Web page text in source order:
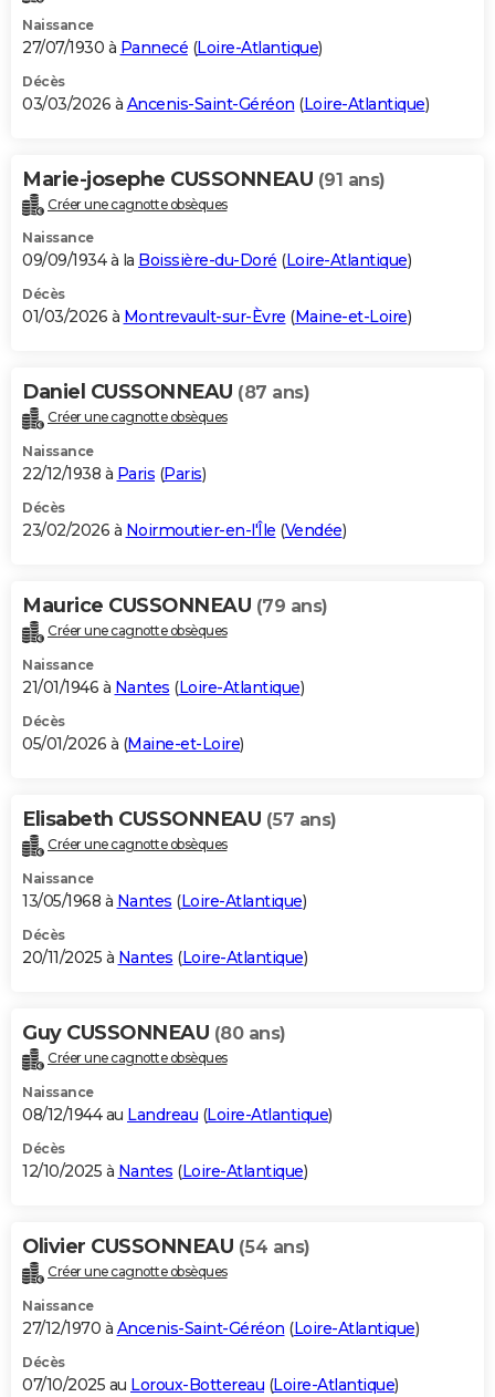
Naissance
27/07/1930 à Pannecé (Loire-Atlantique)
Décès
03/03/2026 à Ancenis-Saint-Géréon (Loire-Atlantique)
Marie-josephe CUSSONNEAU (91 ans)
Créer une cagnotte obsèques
Naissance
09/09/1934 à la Boissière-du-Doré (Loire-Atlantique)
Décès
01/03/2026 à Montrevault-sur-Èvre (Maine-et-Loire)
Daniel CUSSONNEAU (87 ans)
Créer une cagnotte obsèques
Naissance
22/12/1938 à Paris (Paris)
Décès
23/02/2026 à Noirmoutier-en-l'Île (Vendée)
Maurice CUSSONNEAU (79 ans)
Créer une cagnotte obsèques
Naissance
21/01/1946 à Nantes (Loire-Atlantique)
Décès
05/01/2026 à (Maine-et-Loire)
Elisabeth CUSSONNEAU (57 ans)
Créer une cagnotte obsèques
Naissance
13/05/1968 à Nantes (Loire-Atlantique)
Décès
20/11/2025 à Nantes (Loire-Atlantique)
Guy CUSSONNEAU (80 ans)
Créer une cagnotte obsèques
Naissance
08/12/1944 au Landreau (Loire-Atlantique)
Décès
12/10/2025 à Nantes (Loire-Atlantique)
Olivier CUSSONNEAU (54 ans)
Créer une cagnotte obsèques
Naissance
27/12/1970 à Ancenis-Saint-Géréon (Loire-Atlantique)
Décès
07/10/2025 au Loroux-Bottereau (Loire-Atlantique)